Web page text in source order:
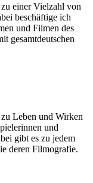
einer Vielzahl von
beschäftige ich
und Filmen des
gesamtdeutschen
Leben und Wirken
und
gibt es zu jedem
deren Filmografie.